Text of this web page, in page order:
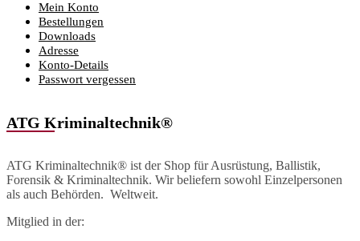
Mein Konto
Bestellungen
Downloads
Adresse
Konto-Details
Passwort vergessen
ATG Kriminaltechnik®
ATG Kriminaltechnik® ist der Shop für Ausrüstung, Ballistik,
Forensik & Kriminaltechnik. Wir beliefern sowohl Einzelpersonen
als auch Behörden. Weltweit.
Mitglied in der: